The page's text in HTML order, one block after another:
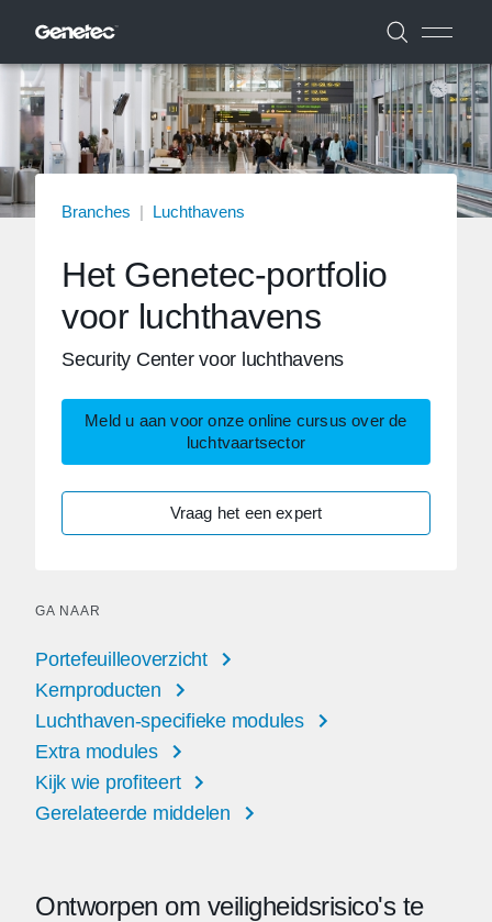
Branches | Luchthavens
Het Genetec-portfolio
voor luchthavens
Security Center voor luchthavens
Meld u aan voor onze online cursus over de
luchtvaartsector
Vraag het een expert
GA NAAR
Portefeuilleoverzicht
Kernproducten
Luchthaven-specifieke modules
Extra modules
Kijk wie profiteert
Gerelateerde middelen
Ontworpen om veiligheidsrisico's te